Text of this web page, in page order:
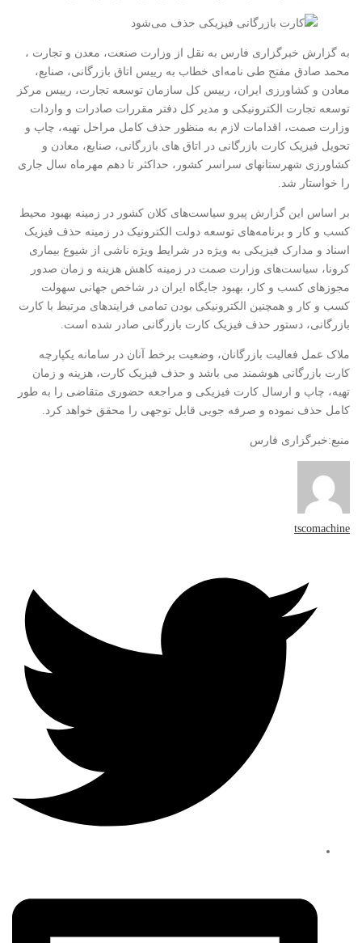
به گزارش خبرگزاری فارس به نقل از وزارت صنعت، معدن و تجارت ،
محمد صادق مفتح طی نامه‌ای خطاب به رییس اتاق بازرگانی، صنایع،
معادن و کشاورزی ایران، رییس کل سازمان توسعه تجارت، رییس مرکز
توسعه تجارت الکترونیکی و مدیر کل دفتر مقررات صادرات و واردات
وزارت صمت، اقدامات لازم به منظور حذف کامل مراحل تهیه، چاپ و
تحویل فیزیک کارت بازرگانی در اتاق های بازرگانی، صنایع، معادن و
کشاورزی شهرستانهای سراسر کشور، حداکثر تا دهم مهرماه سال جاری
را خواستار شد.
بر اساس این گزارش پیرو سیاست‌های کلان کشور در زمینه بهبود محیط
کسب و کار و برنامه‌های توسعه دولت الکترونیک در زمینه حذف فیزیک
اسناد و مدارک فیزیکی به ویژه در شرایط ویژه ناشی از شیوع بیماری
کرونا، سیاست‌های وزارت صمت در زمینه کاهش هزینه و زمان صدور
مجوزهای کسب و کار، بهبود جایگاه ایران در شاخص جهانی سهولت
کسب و کار و همچنین الکترونیکی بودن تمامی فرایندهای مرتبط با کارت
بازرگانی، دستور حذف فیزیک کارت بازرگانی صادر شده است.
ملاک عمل فعالیت بازرگانان، وضعیت برخط آنان در سامانه یکپارچه
کارت بازرگانی هوشمند می باشد و حذف فیزیک کارت، هزینه و زمان
تهیه، چاپ و ارسال کارت فیزیکی و مراجعه حضوری متقاضی را به طور
کامل حذف نموده و صرفه جویی قابل توجهی را محقق خواهد کرد.
منبع:خبرگزاری فارس
tscomachine